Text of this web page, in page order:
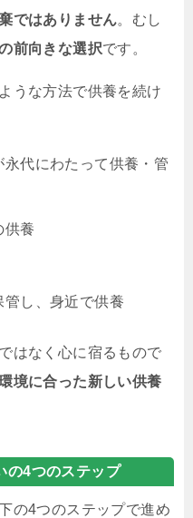
ではありません。むし
前向きな選択です。
うな方法で供養を続け
永代にわたって供養・管
供養
管し、身近で供養
はなく心に宿るもので
境に合った新しい供養
の4つのステップ
の4つのステップで進め